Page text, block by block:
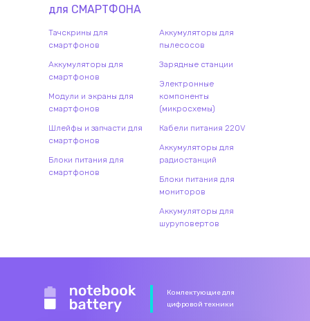
для СМАРТФОНА
Тачскрины для
смартфонов
Аккумуляторы для
смартфонов
Модули и экраны для
смартфонов
Шлейфы и запчасти для
смартфонов
Блоки питания для
смартфонов
Аккумуляторы для
пылесосов
Зарядные станции
Электронные
компоненты
(микросхемы)
Кабели питания 220V
Аккумуляторы для
радиостанций
Блоки питания для
мониторов
Аккумуляторы для
шуруповертов
Комлектующие для
цифровой техники